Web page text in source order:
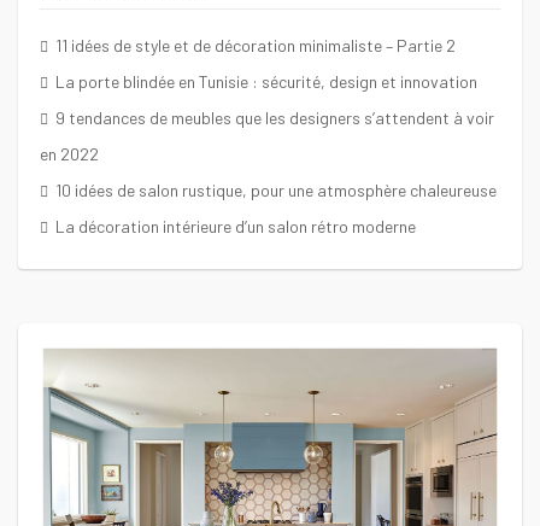
11 idées de style et de décoration minimaliste – Partie 2
La porte blindée en Tunisie : sécurité, design et innovation
9 tendances de meubles que les designers s’attendent à voir
en 2022
10 idées de salon rustique, pour une atmosphère chaleureuse
La décoration intérieure d’un salon rétro moderne